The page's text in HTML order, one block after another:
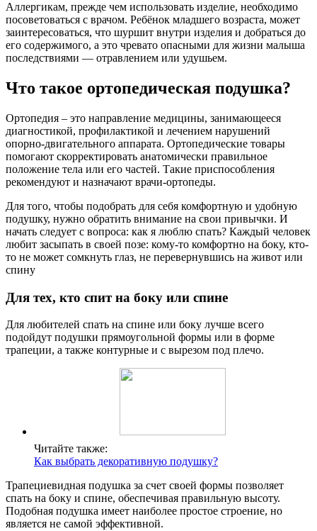
Аллергикам, прежде чем использовать изделие, необходимо
посоветоваться с врачом. Ребёнок младшего возраста, может
заинтересоваться, что шуршит внутри изделия и добраться до
его содержимого, а это чревато опасными для жизни малыша
последствиями — отравлением или удушьем.
Что такое ортопедическая подушка?
Ортопедия – это направление медицины, занимающееся
диагностикой, профилактикой и лечением нарушений
опорно-двигательного аппарата. Ортопедические товары
помогают скорректировать анатомически правильное
положение тела или его частей. Такие приспособления
рекомендуют и назначают врачи-ортопеды.
Для того, чтобы подобрать для себя комфортную и удобную
подушку, нужно обратить внимание на свои привычки. И
начать следует с вопроса: как я люблю спать? Каждый человек
любит засыпать в своей позе: кому-то комфортно на боку, кто-
то не может сомкнуть глаз, не перевернувшись на живот или
спину
Для тех, кто спит на боку или спине
Для любителей спать на спине или боку лучше всего
подойдут подушки прямоугольной формы или в форме
трапеции, а также контурные и с вырезом под плечо.
Читайте также:
Как выбрать декоративную подушку?
Трапециевидная подушка за счет своей формы позволяет
спать на боку и спине, обеспечивая правильную высоту.
Подобная подушка имеет наиболее простое строение, но
является не самой эффективной.